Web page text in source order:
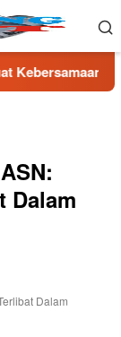
AD Gandeng
Dalam